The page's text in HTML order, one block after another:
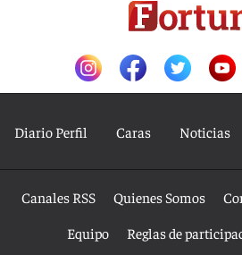
Diario Perfil Caras Noticias
Canales RSS Quienes Somos
Equipo
Reglas de